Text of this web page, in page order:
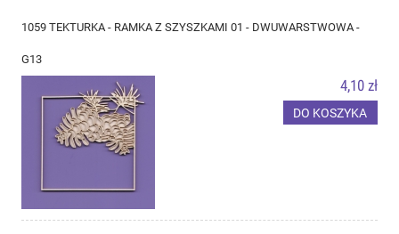
1059 TEKTURKA - RAMKA Z SZYSZKAMI 01 - DWUWARSTWOWA -
G13
4,10 zł
DO KOSZYKA